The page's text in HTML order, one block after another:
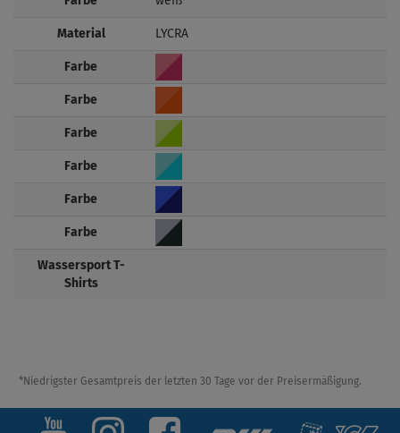
Material LYCRA
Farbe
Farbe
Farbe
Farbe
Farbe
Farbe
Wassersport T-
Shirts
*Niedrigster Gesamtpreis der letzten 30 Tage vor der Preisermäßigung.